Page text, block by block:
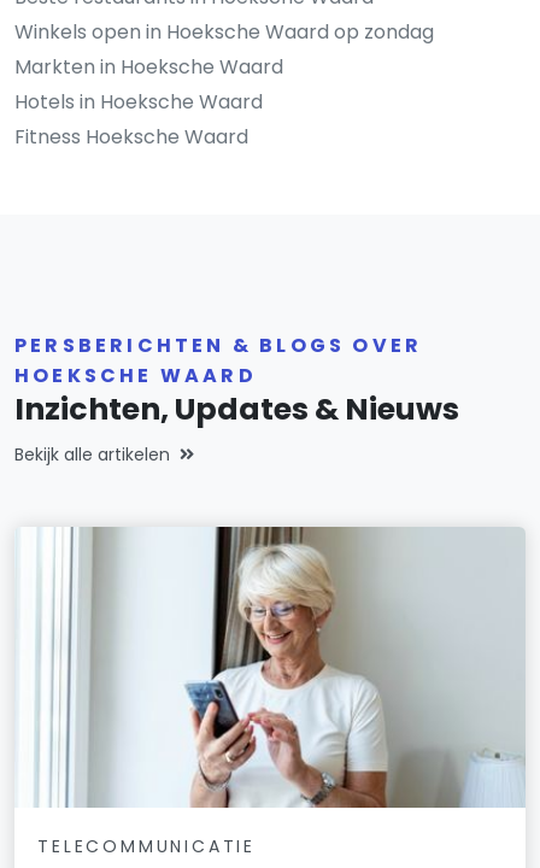
Winkels open in Hoeksche Waard op zondag
Markten in Hoeksche Waard
Hotels in Hoeksche Waard
Fitness Hoeksche Waard
PERSBERICHTEN & BLOGS OVER
HOEKSCHE WAARD
Inzichten, Updates & Nieuws
Bekijk alle artikelen
TELECOMMUNICATIE